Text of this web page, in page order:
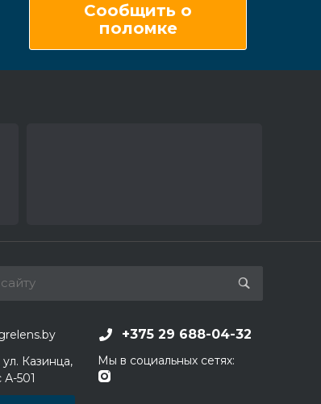
Сообщить о
поломке
+375 29 688-04-32
Казинца,
А-501
Мы в социальных сетях: